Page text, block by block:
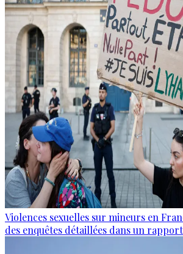
Violences sexuelles sur mineurs en
des enquêtes détaillées dans un rapport